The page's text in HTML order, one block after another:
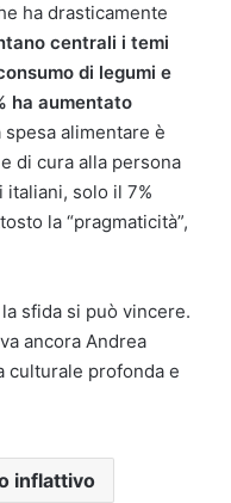
ha drasticamente
centrali i temi
di legumi e
ha aumentato
spesa alimentare è
di cura alla persona
italiani, solo il 7%
la “pragmaticità”,
sfida si può vincere.
ancora Andrea
culturale profonda e
inflattivo